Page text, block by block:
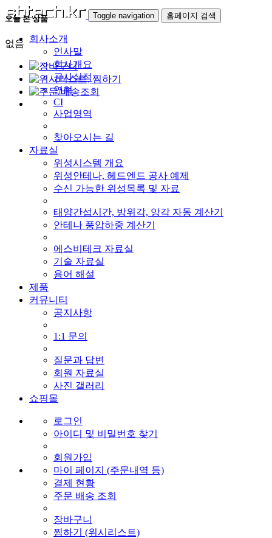
Toggle navigation 홈페이지 검색
회사소개
인사말
회사개요
공사실적
연혁
CI
사업영역
찾아오시는 길
자료실
위성시스템 개요
위성안테나, 헤드엔드 공사 예제
수신 가능한 위성목록 및 자료
태양간섭시간, 방위각, 앙각 자동 계산기
안테나 풍압하중 계산기
에스비테크 자료실
기술 자료실
용어 해설
제품
커뮤니티
공지사항
1:1 문의
질문과 답변
회원 자료실
사진 갤러리
쇼핑몰
로그인
아이디 및 비밀번호 찾기
회원가입
마이 페이지 (주문내역 등)
결제 현황
주문 배송 조회
장바구니
찜하기 (위시리스트)
오늘 본 상품
없음